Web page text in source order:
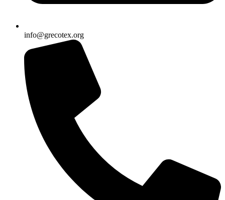
info@grecotex.org